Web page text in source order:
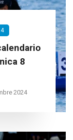
8
2024